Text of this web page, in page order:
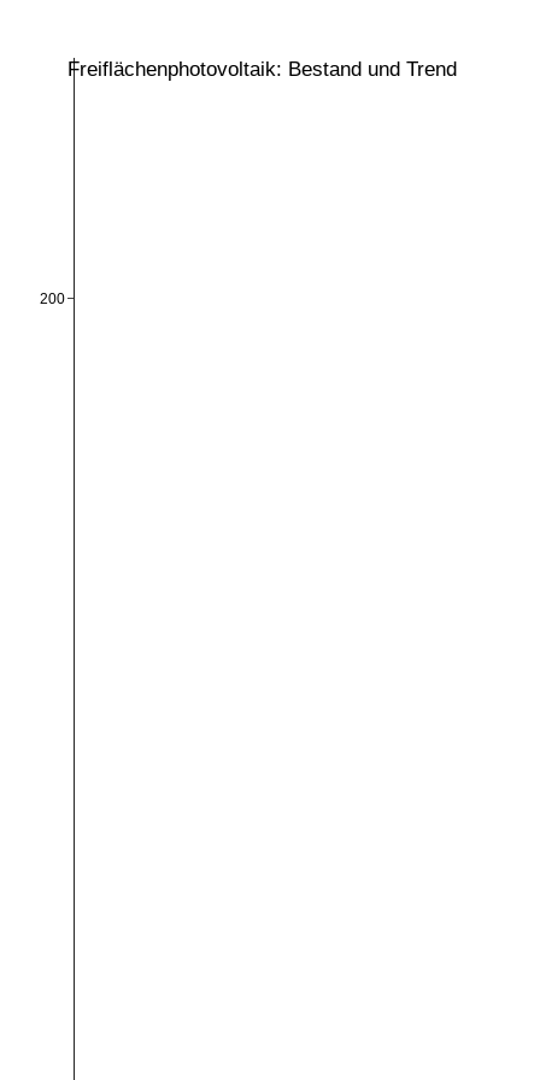
200
Freiflächenphotovoltaik: Bestand und Trend